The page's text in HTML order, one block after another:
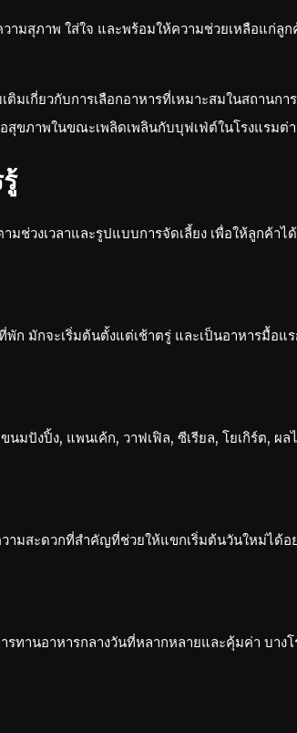
ามสุภาพ ใส่ใจ และพร้อมให้ความช่วยเหลือแก่
มเกี่ยวกับการเลือกอาหารที่เหมาะสมในสถานก
สุขภาพในขณะเพลิดเพลินกับบุฟเฟ่ต์ในโรงแรมต่
ช่วงเวลาและรูปแบบการจัดเลี้ยง เพื่อให้ลูกค้าไ
ก มักจะเริ่มต้นตั้งแต่เช้าตรู่ และเป็นอาหารมื้อ
มปังปิ้ง, แพนเค้ก, วาฟเฟิล, ซีเรียล, โยเกิร์ต, ผ
มสะดวกที่สำคัญที่ช่วยให้แขกเริ่มต้นวันใหม่ได้อ
ทานอาหารกลางวันที่หลากหลายและคุ้มค่า บาง